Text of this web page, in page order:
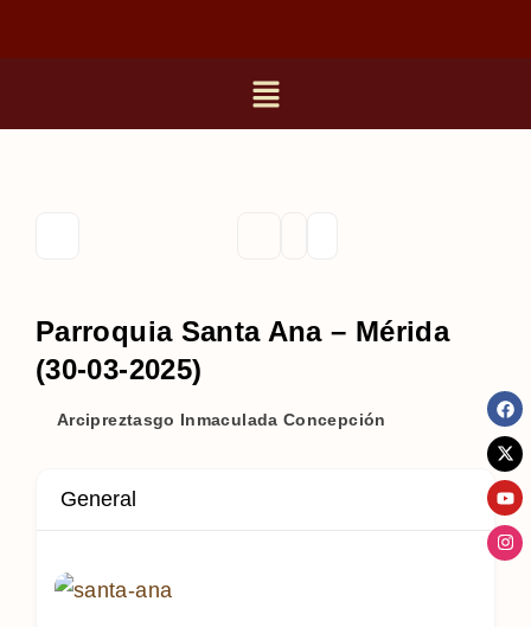
Parroquia Santa Ana – Mérida
(30-03-2025)
Arcipreztasgo Inmaculada Concepción
General